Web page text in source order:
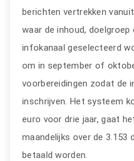
berichten vertrekken
waar de inhoud,
infokanaal geselecteerd
om in september of
voorbereidingen zodat de
inschrijven. Het systeem
euro voor drie jaar, gaat
maandelijks over de 3.153
betaald worden.